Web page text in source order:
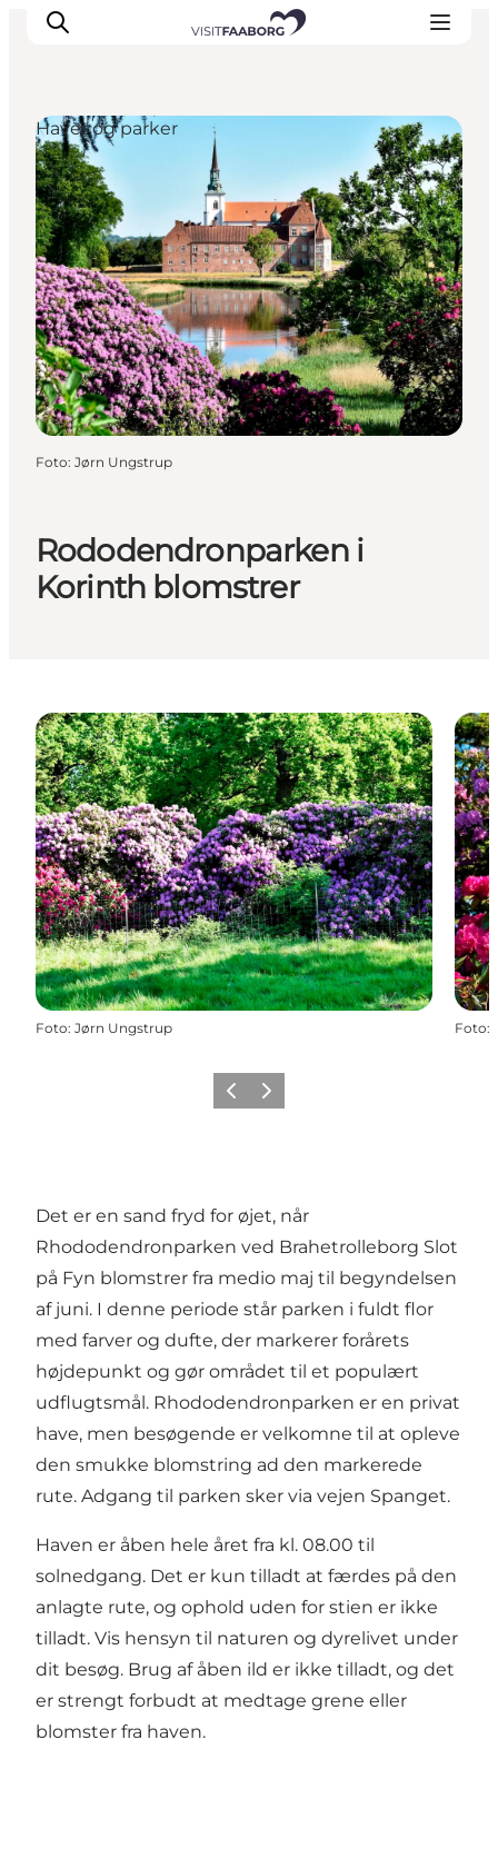
Overnatning
Spisesteder
Oplevelser
Øhop
Outdoor
Det sker
Rododendronparken i
Korinth blomstrer
Haver og parker
Foto: Jørn Ungstrup
Foto: Jørn Ungstrup Foto:
Forrige billede
Næste billede
Det er en sand fryd for øjet, når
Rhododendronparken ved Brahetrolleborg Slot
på Fyn blomstrer fra medio maj til begyndelsen
af juni. I denne periode står parken i fuldt flor
med farver og dufte, der markerer forårets
højdepunkt og gør området til et populært
udflugtsmål. Rhododendronparken er en privat
have, men besøgende er velkomne til at opleve
den smukke blomstring ad den markerede
rute. Adgang til parken sker via vejen Spanget.
Haven er åben hele året fra kl. 08.00 til
solnedgang. Det er kun tilladt at færdes på den
anlagte rute, og ophold uden for stien er ikke
tilladt. Vis hensyn til naturen og dyrelivet under
dit besøg. Brug af åben ild er ikke tilladt, og det
er strengt forbudt at medtage grene eller
blomster fra haven.